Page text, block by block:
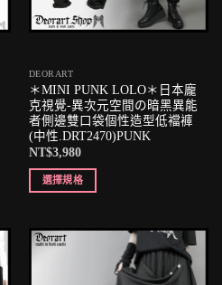
DEORART
＊MINI PUNK LOLO＊日本龐
克視覺-異次元空間の暗黑異能
者側邊雙口袋個性造型低襠褲
(中性.DRT2470)PUNK
NT$3,980
選擇規格